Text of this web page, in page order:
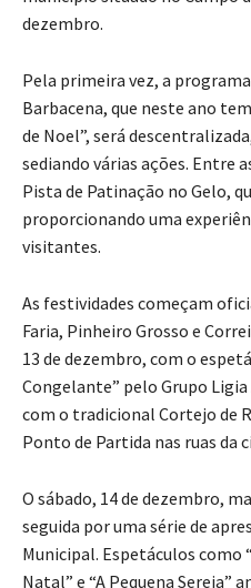
dezembro.
Pela primeira vez, a
Barbacena, que neste ano
de Noel”, será
sediando várias ações. Entre
Pista de Patinação no Gelo,
proporcionando uma
visitantes.
As festividades começam
Faria, Pinheiro Grosso e
13 de dezembro, com o
Congelante” pelo Grupo
com o tradicional Cortejo de
Ponto de Partida nas ruas da
O sábado, 14 de dezembro,
seguida por uma série de
Municipal. Espetáculos como
Natal” e “A Pequena Sereia”